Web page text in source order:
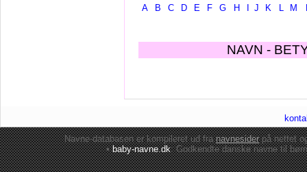
A B C D E F G H J K L M
NAVN -
Navne-databasen er kompileret ud franavnesiderpå nettet
•baby-navne.dk: Godkendte danskenavne til børn